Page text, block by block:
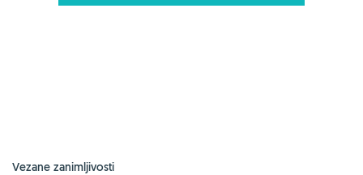
Vezane zanimljivosti